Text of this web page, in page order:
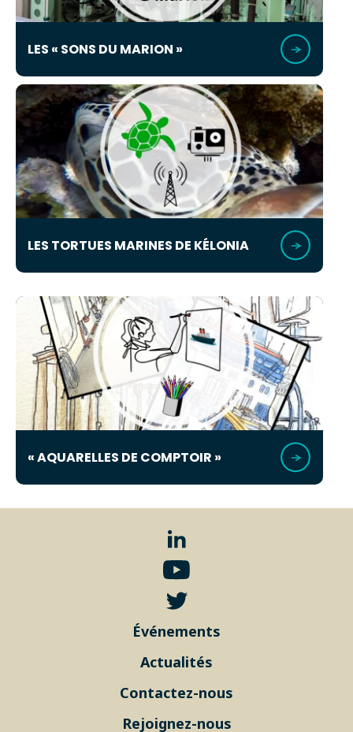
LES « SONS DU MARION »
LES TORTUES MARINES DE KÉLONIA
« AQUARELLES DE COMPTOIR »
Événements
Actualités
Contactez-nous
Rejoignez-nous